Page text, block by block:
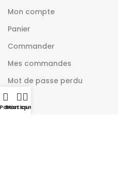
Mon compte
Panier
Commander
Mes commandes
Mot de passe perdu
Panier
Boutique
Mon compte